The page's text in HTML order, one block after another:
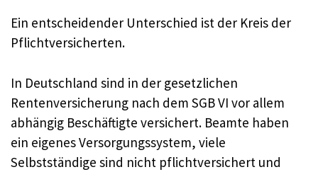
Ein entscheidender Unterschied ist der Kreis der
Pflichtversicherten.
In Deutschland sind in der gesetzlichen
Rentenversicherung nach dem SGB VI vor allem
abhängig Beschäftigte versichert. Beamte haben
ein eigenes Versorgungssystem, viele
Selbstständige sind nicht pflichtversichert und